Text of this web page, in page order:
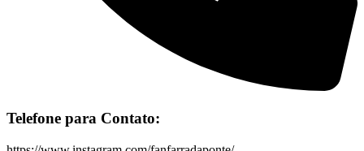
Telefone para Contato: